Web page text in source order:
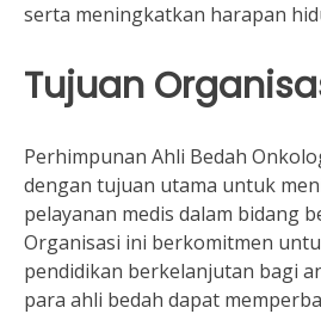
serta meningkatkan harapan
Tujuan
Perhimpunan Ahli Bedah
dengan tujuan utama untuk
pelayanan medis dalam bidang
Organisasi ini berkomitmen
pendidikan berkelanjutan bagi
para ahli bedah dapat